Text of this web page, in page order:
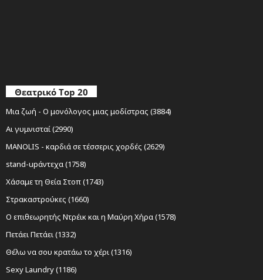
Θεατρικό Top 20
Μια ζωή - Ο μονόλογος μιας μοδίστρας (3884)
Αι γυμνισταί (2990)
MANOLIS - καρδιά σε τέσσερις χορδές (2629)
stand-upάντεχα (1758)
Χάσαμε τη Θεία Στοπ (1743)
Στρακαστρούκες (1660)
Ο επιθεωρητής Ντρέικ και η Μαύρη Χήρα (1578)
Πετάει Πετάει (1332)
Θέλω να σου κρατάω το χέρι (1316)
Sexy Laundry (1186)